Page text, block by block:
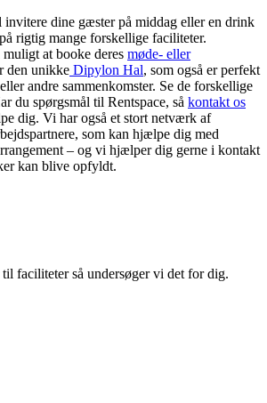
dine gæster på middag eller en drink
rigtig mange forskellige faciliteter.
at booke deres møde- eller
den unikke Dipylon Hal, som også er perfekt
andre sammenkomster. Se de forskellige
du spørgsmål til Rentspace, så kontakt os
dig. Vi har også et stort netværk af
som kan hjælpe dig med
– og vi hjælper dig gerne i kontakt
kan blive opfyldt.
faciliteter så undersøger vi det for dig.